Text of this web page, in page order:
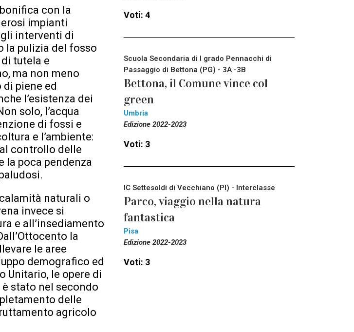
con la
impianti
interventi di
la pulizia del fosso
tutela e
ma non meno
piene ed
l’esistenza dei
solo, l’acqua
di fossi e
e l’ambiente:
controllo delle
la poca pendenza
naturali o
invece si
e all’insediamento
la
le aree
demografico ed
Unitario, le opere di
stato nel secondo
delle
agricolo
Voti: 4
Scuola Secondaria di I grado Pennacchi di
Passaggio di Bettona (PG) - 3A -3B
Bettona, il Comune vince col
green
Umbria
Edizione 2022-2023
Voti: 3
IC Settesoldi di Vecchiano (PI) - Interclasse
Parco, viaggio nella natura
fantastica
Pisa
Edizione 2022-2023
Voti: 3